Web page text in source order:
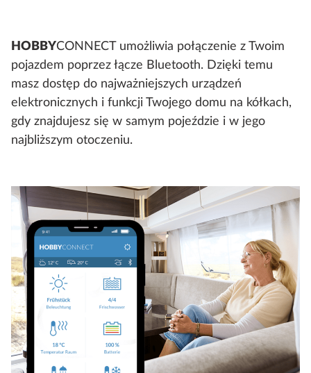
HOBBYCONNECT umożliwia połączenie z Twoim
pojazdem poprzez łącze Bluetooth. Dzięki temu
masz dostęp do najważniejszych urządzeń
elektronicznych i funkcji Twojego domu na kółkach,
gdy znajdujesz się w samym pojeździe i w jego
najbliższym otoczeniu.